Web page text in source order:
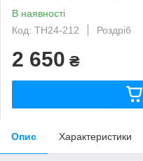
В наявності
Код: ТН24-212
Роздріб
2 650 ₴
Опис Характеристики